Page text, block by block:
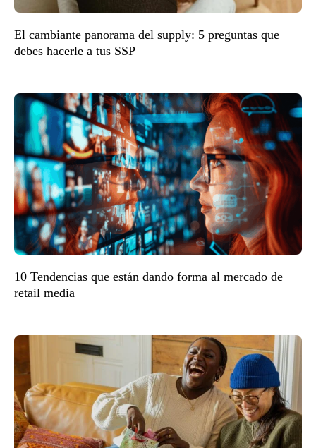
El cambiante panorama del supply: 5 preguntas que
debes hacerle a tus SSP
10 Tendencias que están dando forma al mercado de
retail media